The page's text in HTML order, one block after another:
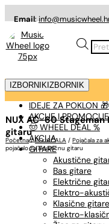
Email:
IZBORNIK IZBORNIK
IDEJE ZA POKLON 🎁
AKCIJE I PROMOCIJE
🤠 WHEEL DEAL %
AKCIJA
GITARE
Akustične
Bas gitare
Električne
Elektro-
Klasične gitare
Elektro-
NUX AC-60
gitaru
Početna/POJAČALA / Pojačala za
pojačalo za akustičnu gitaru